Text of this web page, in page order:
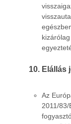
Elállás
Az
2011/